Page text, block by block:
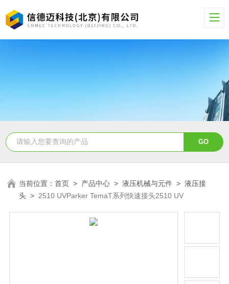
当前位置：首页 > 产品中心 >液压机械与元件 >液压接
头 > 2510 UVParker TemaT系列快速接头2510 UV